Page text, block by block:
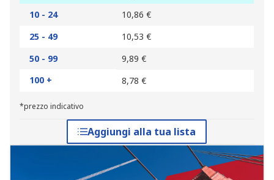
10 - 24
10,86 €
25 - 49
10,53 €
50 - 99
9,89 €
100 +
8,78 €
*prezzo indicativo
Aggiungi alla tua lista